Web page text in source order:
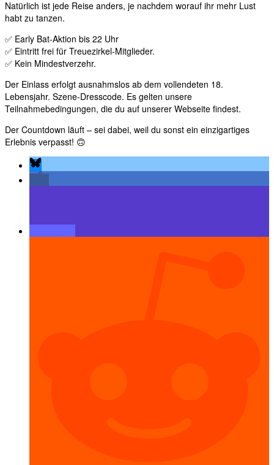
Natürlich ist jede Reise anders, je nachdem worauf ihr mehr Lust
habt zu tanzen.
✅ Early Bat-Aktion bis 22 Uhr
✅ Eintritt frei für Treuezirkel-Mitglieder.
✅ Kein Mindestverzehr.
Der Einlass erfolgt ausnahmslos ab dem vollendeten 18.
Lebensjahr. Szene-Dresscode. Es gelten unsere
Teilnahmebedingungen, die du auf unserer Webseite findest.
Der Countdown läuft – sei dabei, weil du sonst ein einzigartiges
Erlebnis verpasst! 🙃